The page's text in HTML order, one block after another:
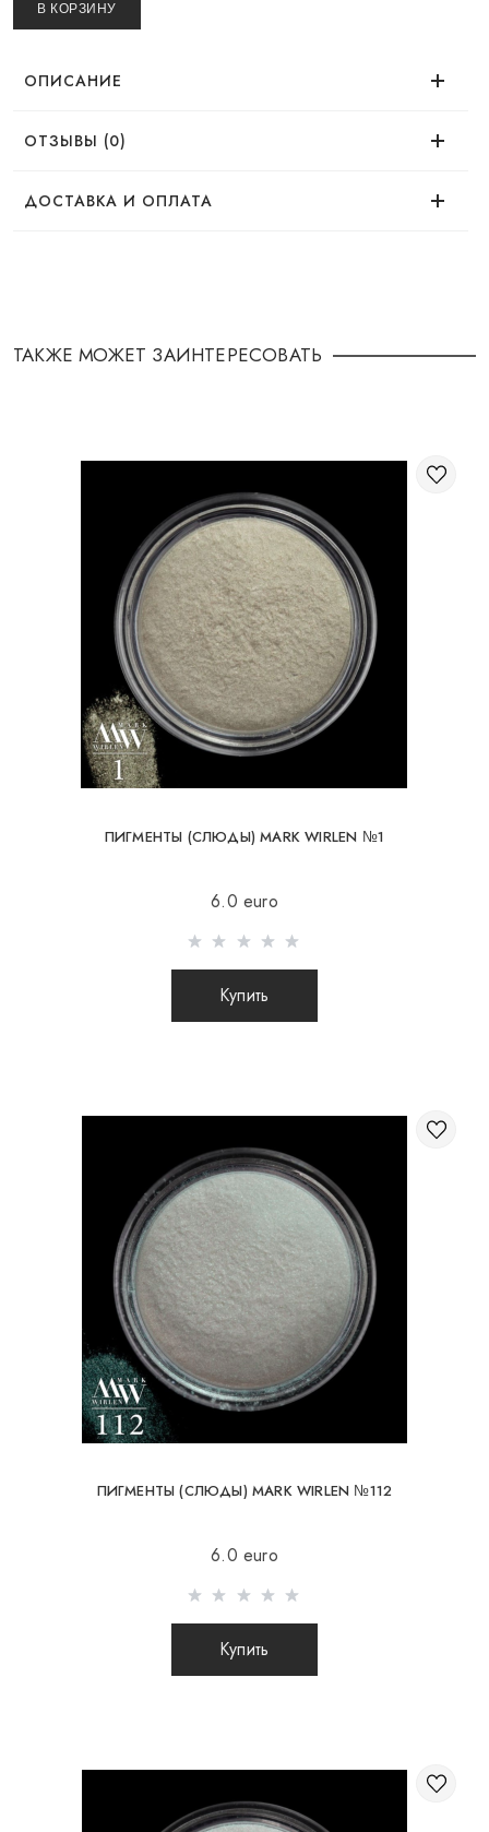
В КОРЗИНУ
ОПИСАНИЕ
ОТЗЫВЫ (0)
Нет отзывов об этом товаре.
ДОСТАВКА И ОПЛАТА
способом:
Международная доставка заказов
Вы можете заказать доставку заказа заграницу.
Доступные способы доставки международных посылок:
Международная доставка УкрПочтой; Международная
доставка Новой Почтой / Nova Post (Польша, Молдова,
Германия, Чехия, Литва, Румыния, Словакия, Эстония,
Латвия, Венгрия, Италия, Великобритания, Испания).
Бесплатная доставка возможна при заказе на
суму от 80Є
При заказе на суму до 80Є, стоимость доставки
посылки наложенным платежом не отправляются)
Отправка посылок заграницу происходит 2 раза в
При отправке заказа заграницу через
перевозчика, интернет магазин не несет
ответственности за сохранность и целостность
ТАКЖЕ МОЖЕТ ЗАИНТЕРЕСОВАТЬ
ПИГМЕНТЫ (СЛЮДЫ) MARK WIRLEN №1
6.0 euro
Купить
ПИГМЕНТЫ (СЛЮДЫ) MARK WIRLEN №112
6.0 euro
Купить